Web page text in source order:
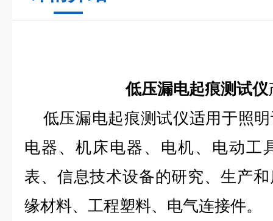
低压漏电起痕测试仪
低压漏电起痕测试仪适用于照
电器、机床电器、电机、电动工
表、信息技术设备的研究、生产
缘材料、工程塑料、电气连接件。